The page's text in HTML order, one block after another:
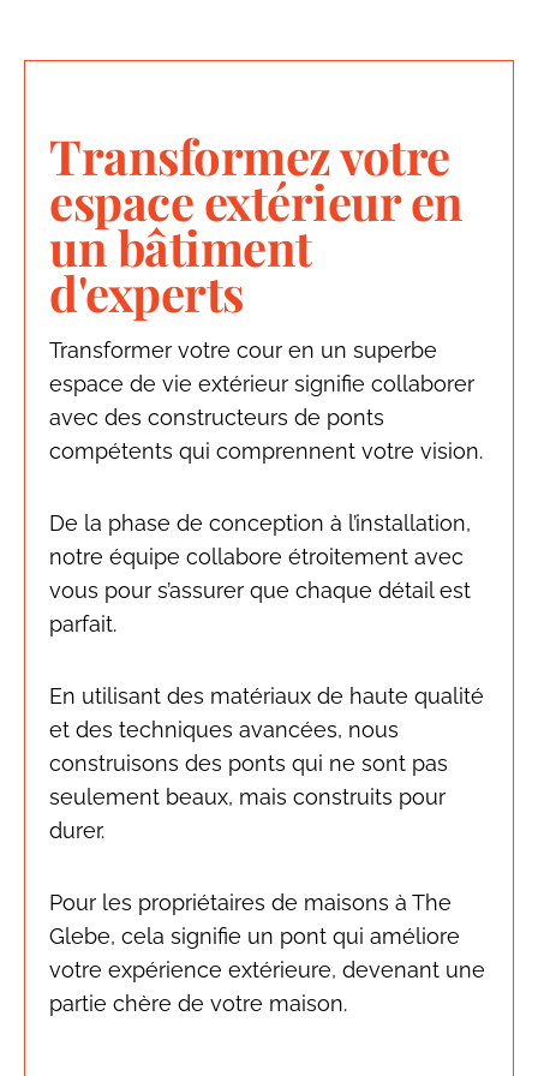
Transformez votre
espace extérieur en
un bâtiment
d'experts
Transformer votre cour en un superbe
espace de vie extérieur signifie collaborer
avec des constructeurs de ponts
compétents qui comprennent votre vision.
De la phase de conception à l’installation,
notre équipe collabore étroitement avec
vous pour s’assurer que chaque détail est
parfait.
En utilisant des matériaux de haute qualité
et des techniques avancées, nous
construisons des ponts qui ne sont pas
seulement beaux, mais construits pour
durer.
Pour les propriétaires de maisons à The
Glebe, cela signifie un pont qui améliore
votre expérience extérieure, devenant une
partie chère de votre maison.